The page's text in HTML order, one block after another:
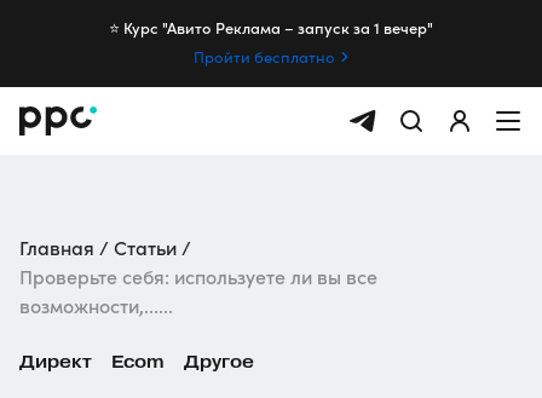
⭐️ Курс "Авито Реклама – запуск за 1 вечер"
Пройти бесплатно
Главная
Статьи
Проверьте себя: используете ли вы все
возможности,......
Директ Ecom Другое